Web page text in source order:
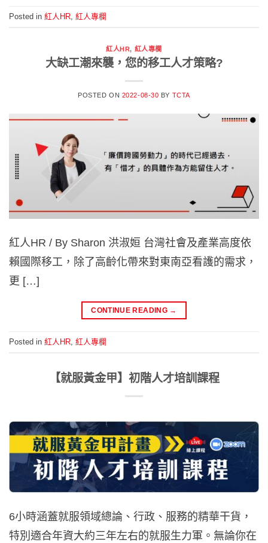
Posted in 紅人HR 紅人專欄
紅人HR, 紅人專欄
大缺工潮來襲，您的移工人才策略?
POSTED ON 2022-08-30 BY TCTA
紅人HR / By Sharon 洪淑姮 台灣社會及產業高度依
賴國際移工，除了高齡化帶來對東南亞看護的需求，
更 […]
CONTINUE READING →
Posted in 紅人HR 紅人專欄
【就服黃金甲】初階人才培訓課程
6小時涵蓋就服領域總論、行政、服務的精華干貨，
特別適合年資大約三年左右的就服生力軍。無論你在